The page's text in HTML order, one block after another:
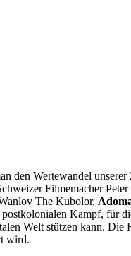
den Wertewandel
Filmemacher
The Kubolor,
Kampf, für
Welt stützen kann. Die
wird.